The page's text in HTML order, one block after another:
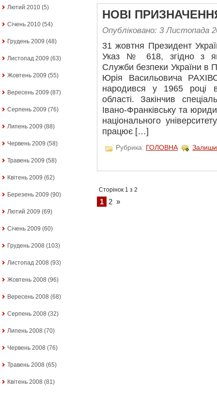
Лютий 2010 (5)
Січень 2010 (54)
Грудень 2009 (48)
Листопад 2009 (63)
Жовтень 2009 (55)
Вересень 2009 (87)
Серпень 2009 (76)
Липень 2009 (88)
Червень 2009 (58)
Травень 2009 (58)
Квітень 2009 (62)
Березень 2009 (90)
Лютий 2009 (69)
Січень 2009 (60)
Грудень 2008 (103)
Листопад 2008 (93)
Жовтень 2008 (96)
Вересень 2008 (68)
Серпень 2008 (32)
Липень 2008 (70)
Червень 2008 (76)
Травень 2008 (65)
Квітень 2008 (81)
НОВІ
Опубліковано: 3 Листопада
31 жовтня Президент
Указ № 618, згідно з
Служби безпеки України в
Юрія Васильовича
народився у 1965 році
області. Закінчив
Івано-Франківську та
національного
працює […]
Рубрика: ГОЛОВНА
Сторінок 1 з 2
1 2 »